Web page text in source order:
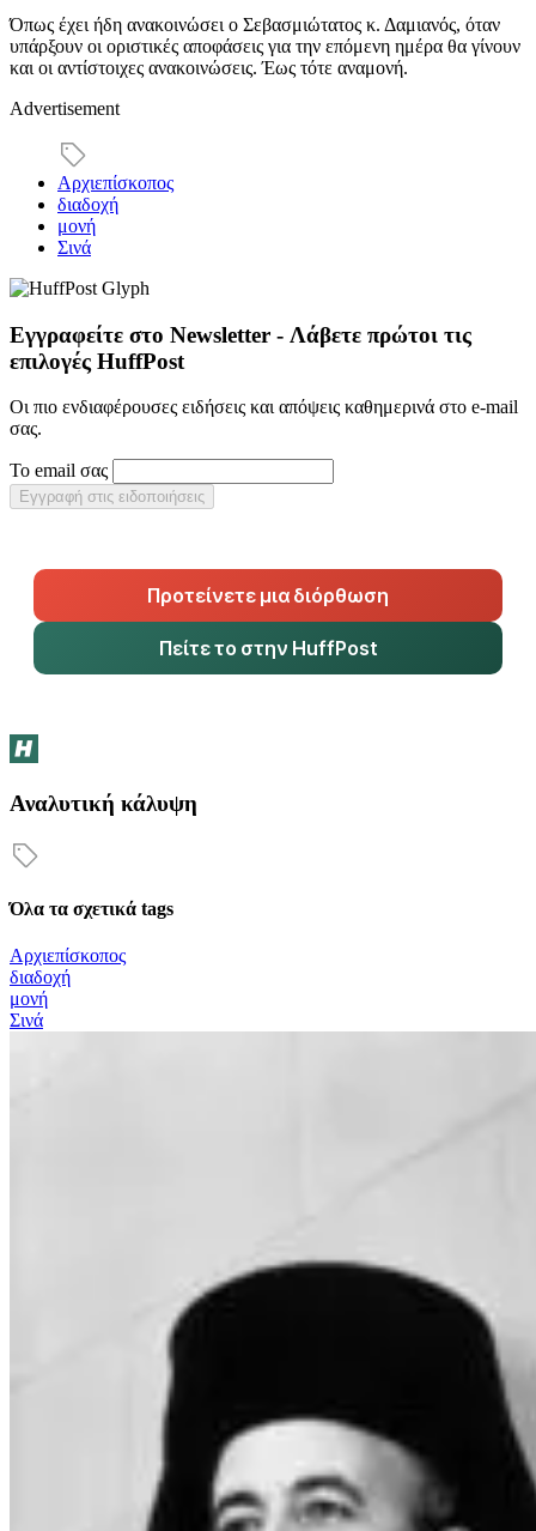
Όπως έχει ήδη ανακοινώσει ο Σεβασμιώτατος κ. Δαμιανός, όταν
υπάρξουν οι οριστικές αποφάσεις για την επόμενη ημέρα θα γίνουν
και οι αντίστοιχες ανακοινώσεις. Έως τότε αναμονή.
Advertisement
Αρχιεπίσκοπος
διαδοχή
μονή
Σινά
Εγγραφείτε στο Newsletter - Λάβετε πρώτοι τις
επιλογές HuffPost
Οι πιο ενδιαφέρουσες ειδήσεις και απόψεις καθημερινά στο e-mail
σας.
Το email σας
Εγγραφή στις ειδοποιήσεις
Προτείνετε μια διόρθωση
Πείτε το στην HuffPost
Αναλυτική κάλυψη
Όλα τα σχετικά tags
Αρχιεπίσκοπος
διαδοχή
μονή
Σινά